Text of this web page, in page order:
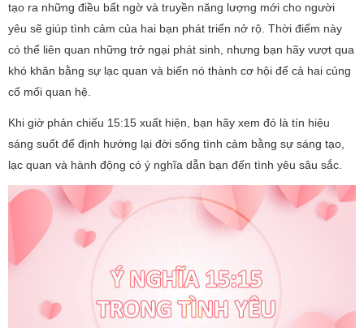
tạo ra những điều bất ngờ và truyền năng lượng mới cho người
yêu sẽ giúp tình cảm của hai bạn phát triển nở rộ. Thời điểm này
có thể liên quan những trở ngại phát sinh, nhưng bạn hãy vượt qua
khó khăn bằng sự lạc quan và biến nó thành cơ hội để cả hai củng
cố mối quan hệ.
Khi giờ phản chiếu 15:15 xuất hiện, bạn hãy xem đó là tín hiệu
sáng suốt để định hướng lại đời sống tình cảm bằng sự sáng tạo,
lạc quan và hành động có ý nghĩa dẫn bạn đến tình yêu sâu sắc.